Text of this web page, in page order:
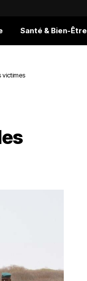
Santé & Bien-Être
victimes